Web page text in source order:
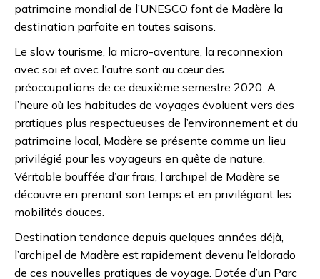
patrimoine mondial de l’UNESCO font de Madère la
destination parfaite en toutes saisons.
Le slow tourisme, la micro-aventure, la reconnexion
avec soi et avec l’autre sont au cœur des
préoccupations de ce deuxième semestre 2020. A
l’heure où les habitudes de voyages évoluent vers des
pratiques plus respectueuses de l’environnement et du
patrimoine local, Madère se présente comme un lieu
privilégié pour les voyageurs en quête de nature.
Véritable bouffée d’air frais, l’archipel de Madère se
découvre en prenant son temps et en privilégiant les
mobilités douces.
Destination tendance depuis quelques années déjà,
l’archipel de Madère est rapidement devenu l’eldorado
de ces nouvelles pratiques de voyage. Dotée d’un Parc